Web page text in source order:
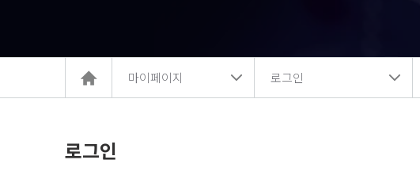
홈
로
마이페이지 로그인
로그인